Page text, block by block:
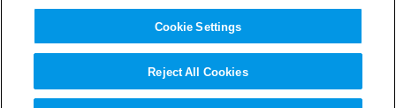
プライバシーポリシー（GDPR）
Cookie Settings
Reject All Cookies